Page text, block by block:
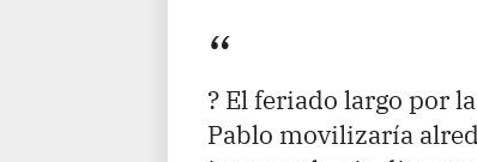
? El feriado largo por
Pablo movilizaría